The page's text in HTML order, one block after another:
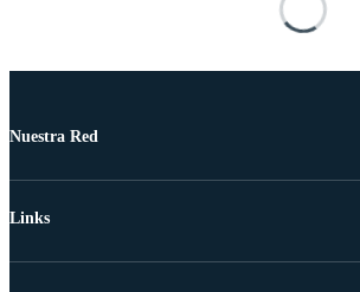
Nuestra Red
Links